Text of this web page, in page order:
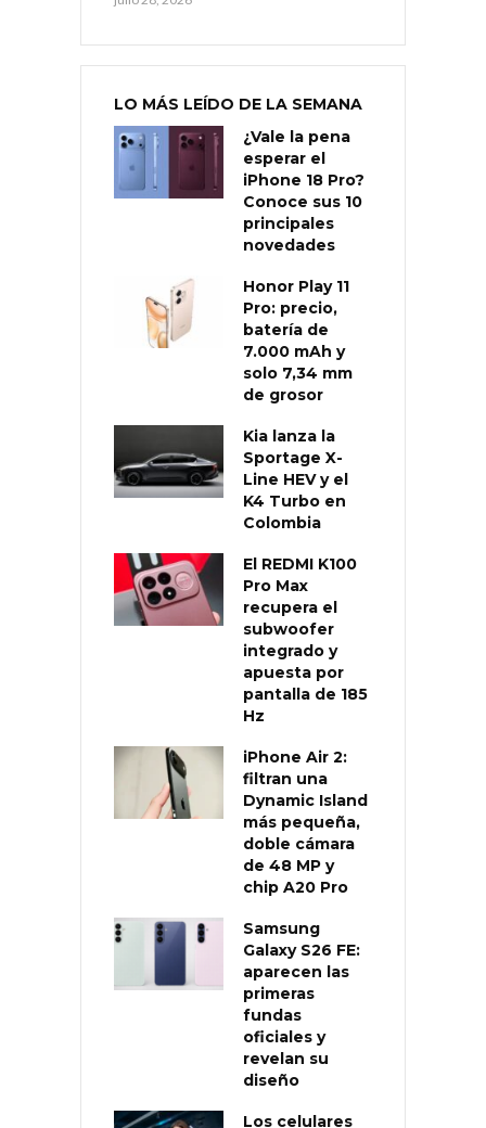
LO MÁS LEÍDO DE LA SEMANA
¿Vale la pena
esperar el
iPhone 18 Pro?
Conoce sus 10
principales
novedades
Honor Play 11
Pro: precio,
batería de
7.000 mAh y
solo 7,34 mm
de grosor
Kia lanza la
Sportage X-
Line HEV y el
K4 Turbo en
Colombia
El REDMI K100
Pro Max
recupera el
subwoofer
integrado y
apuesta por
pantalla de 185
Hz
iPhone Air 2:
filtran una
Dynamic Island
más pequeña,
doble cámara
de 48 MP y
chip A20 Pro
Samsung
Galaxy S26 FE:
aparecen las
primeras
fundas
oficiales y
revelan su
diseño
Los celulares